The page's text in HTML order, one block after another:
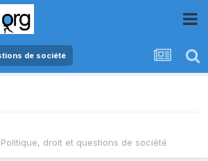
de société
Politique, droit et questions de société